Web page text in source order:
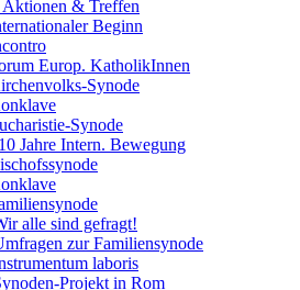
Aktionen & Treffen
Beginn
Europ. KatholikInnen
Synode
Synode
Jahre Intern. Bewegung
alle sind gefragt!
zur Familiensynode
laboris
Projekt in Rom